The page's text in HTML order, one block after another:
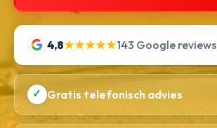
4,8★★★★★143 Google reviews
✓ Gratis telefonisch advies